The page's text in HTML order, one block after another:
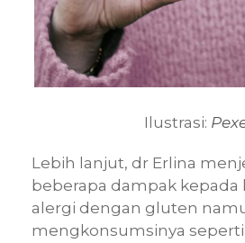
Ilustrasi:
Lebih lanjut, dr Erlina
beberapa dampak kepada
alergi dengan gluten
mengkonsumsinya seperti